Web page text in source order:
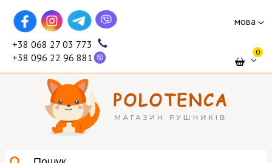
мова
+38 068 27 03 773
+38 096 22 96 881
0